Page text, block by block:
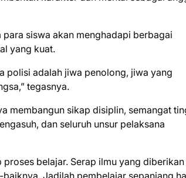
siswa akan menghadapi berbagai
yang kuat.
polisi adalah jiwa penolong, jiwa yang
tegasnya.
membangun sikap disiplin, semangat
dan seluruh unsur pelaksana
belajar. Serap ilmu yang
Jadilah pembelajar sepanjang